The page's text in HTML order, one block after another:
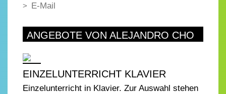
E-Mail
ANGEBOTE VON ALEJANDRO CHO
EINZELUNTERRICHT KLAVIER
Einzelunterricht in Klavier. Zur Auswahl stehen